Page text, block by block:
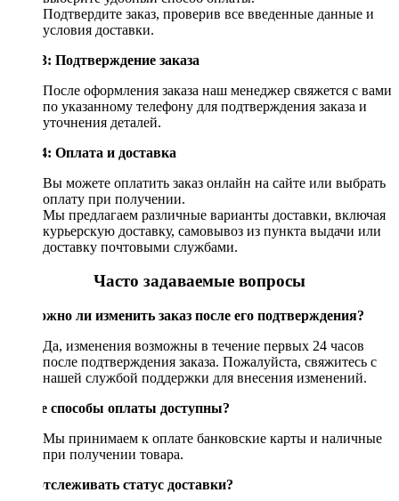
Подтвердите заказ, проверив все введенные данные и
условия доставки.
Шаг 3: Подтверждение заказа
После оформления заказа наш менеджер свяжется с вами
по указанному телефону для подтверждения заказа и
уточнения деталей.
Шаг 4: Оплата и доставка
Вы можете оплатить заказ онлайн на сайте или выбрать
оплату при получении.
Мы предлагаем различные варианты доставки, включая
курьерскую доставку, самовывоз из пункта выдачи или
доставку почтовыми службами.
Часто задаваемые вопросы
Возможно ли изменить заказ после его подтверждения?
Да, изменения возможны в течение первых 24 часов
после подтверждения заказа. Пожалуйста, свяжитесь с
нашей службой поддержки для внесения изменений.
Какие способы оплаты доступны?
Мы принимаем к оплате банковские карты и наличные
при получении товара.
Как отслеживать статус доставки?